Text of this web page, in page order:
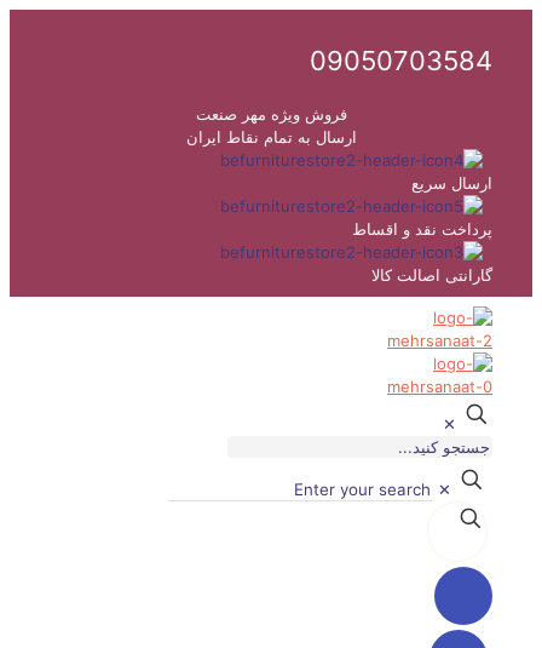
09050703584
فروش ویژه مهر صنعت
ارسال به تمام نقاط ایران
ارسال سریع
پرداخت نقد و اقساط
گارانتی اصالت کالا
✕
✕